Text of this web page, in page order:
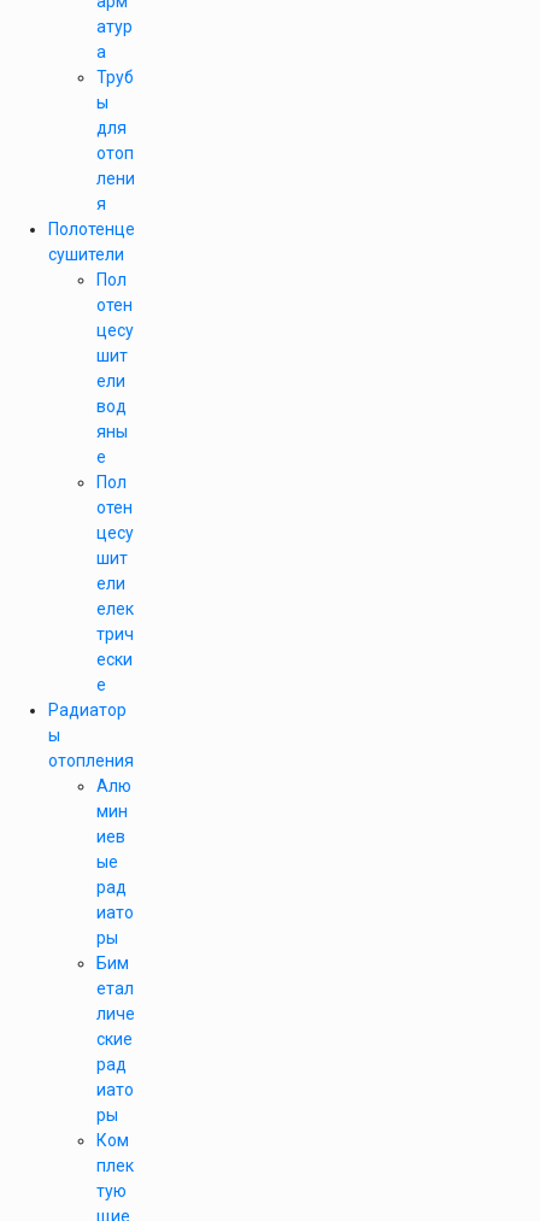
атур
а
Труб
ы
для
отоп
лени
я
Полотенце
сушители
Пол
отен
цесу
шит
ели
вод
яны
е
Пол
отен
цесу
шит
ели
елек
трич
ески
е
Радиатор
ы
отопления
Алю
мин
иев
ые
рад
иато
ры
Бим
етал
личе
ские
рад
иато
ры
Ком
плек
тую
щие